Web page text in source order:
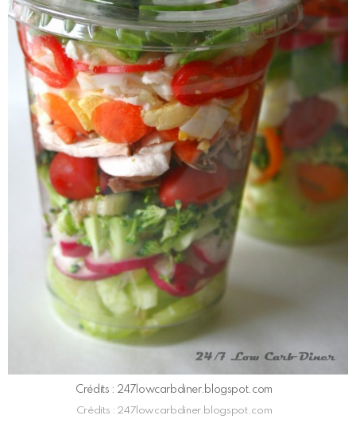
Crédits : 247lowcarbdiner.blogspot.com
Crédits : 247lowcarbdiner.blogspot.com